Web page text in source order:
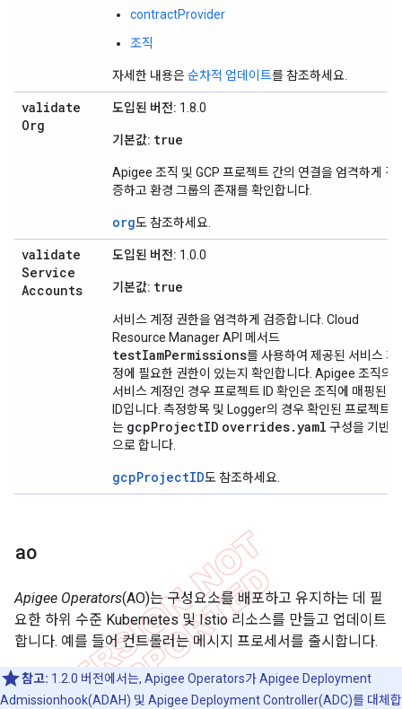
contractProvider
조직
자세한 내용은순차적 업데이트를 참조하세요.
validate
Org
도입된 버전: 1.8.0
기본값: true
Apigee 조직 및 GCP 프로젝트 간의 연결을 엄격하게 검
증하고 환경 그룹의 존재를 확인합니다.
org도 참조하세요.
validate
Service
Accounts
도입된 버전: 1.0.0
기본값: true
서비스 계정 권한을 엄격하게 검증합니다. Cloud
Resource Manager API 메서드
testIamPermissions를 사용하여 제공된 서비스 계
정에 필요한 권한이 있는지 확인합니다. Apigee 조직의
서비스 계정인 경우 프로젝트 ID 확인은 조직에 매핑된
ID입니다. 측정항목 및 Logger의 경우 확인된 프로젝트
는 gcpProjectID overrides.yaml 구성을 기반
으로 합니다.
gcpProjectID도 참조하세요.
ao
Apigee Operators(AO)는 구성요소를 배포하고 유지하는 데 필
요한 하위 수준 Kubernetes 및 Istio 리소스를 만들고 업데이트
합니다. 예를 들어 컨트롤러는 메시지 프로세서를 출시합니다.
참고: 1.2.0 버전에서는, Apigee Operators가 Apigee Deployment
Admissionhook(ADAH) 및 Apigee Deployment Controller(ADC)를 대체합